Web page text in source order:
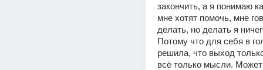
закончить, а я понимаю
мне хотят помочь, мне
делать, но делать я
Потому что для себя в
решила, что выход
всё только мысли.